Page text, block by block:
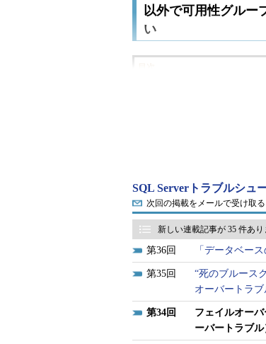
以外で可用性グルー
い
定して解説します。
トラブルの実例：SQL
を作成している環境
常に稼働しており、
Systemの項目も確認
ーにも該当していな
ただし、データベー
SQL Serverトラブルシュ
次回の掲載をメールで受け取る
新しい連載記事が 35 件あり
36 「データベー
35
“死のブルース
オーバートラブ
34
フェイルオー
ーバートラブル